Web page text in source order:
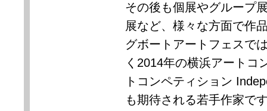
その後も個展やグループ
展など、様々な方面で作
グボートアートフェスで
く2014年の横浜アートコ
トコンペティション
も期待される若手作家で